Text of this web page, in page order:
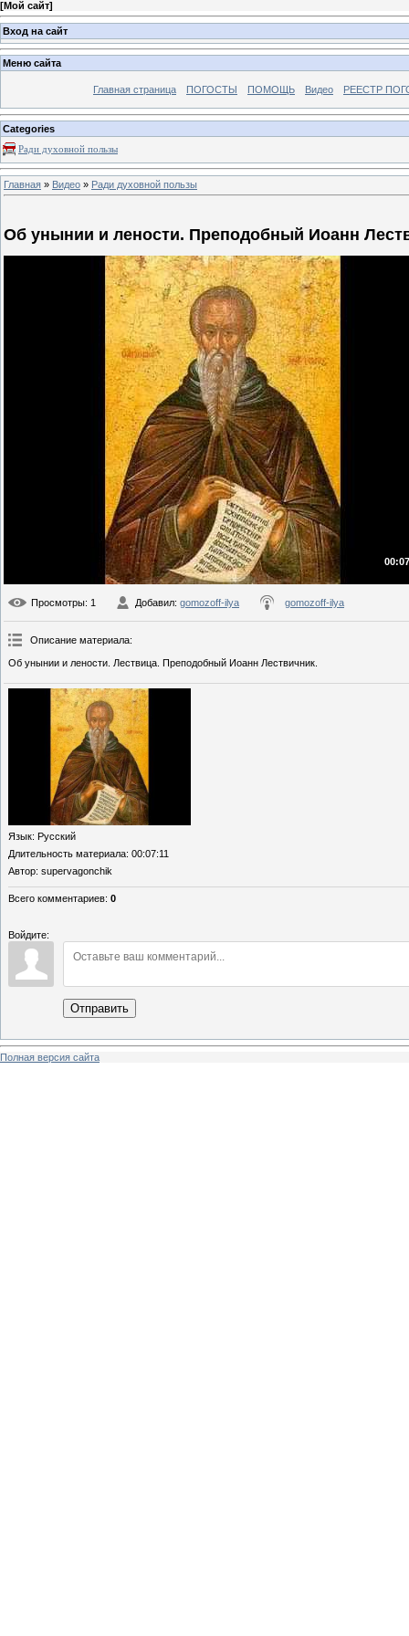
[Мой сайт]
Вход на сайт
Меню сайта
Главная страница ПОГОСТЫ ПОМОЩЬ Видео РЕЕСТР
Categories
Ради духовной пользы
Главная » Видео » Ради духовной пользы
Oб yнынии и лeнocти. Преподобный Иоанн
Просмотры: 1 Добавил: gomozoff-ilya gomozoff-ilya
Описание материала:
Oб yнынии и лeнocти. Лествица. Преподобный Иоанн Лествичник.
Язык: Русский
Длительность материала: 00:07:11
Автор: supervagonchik
Всего комментариев: 0
Войдите:
Отправить
Полная версия сайта